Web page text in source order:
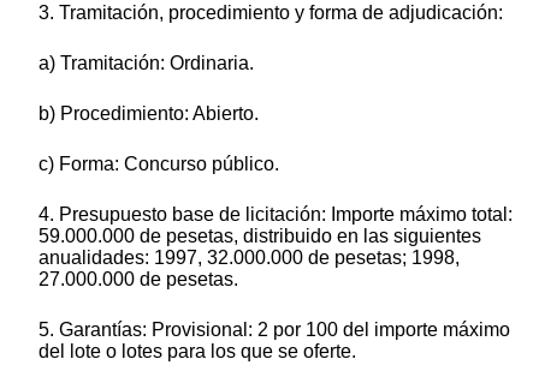
3. Tramitación, procedimiento y forma de adjudicación:
a) Tramitación: Ordinaria.
b) Procedimiento: Abierto.
c) Forma: Concurso público.
4. Presupuesto base de licitación: Importe máximo total:
59.000.000 de pesetas, distribuido en las siguientes
anualidades: 1997, 32.000.000 de pesetas; 1998,
27.000.000 de pesetas.
5. Garantías: Provisional: 2 por 100 del importe máximo
del lote o lotes para los que se oferte.